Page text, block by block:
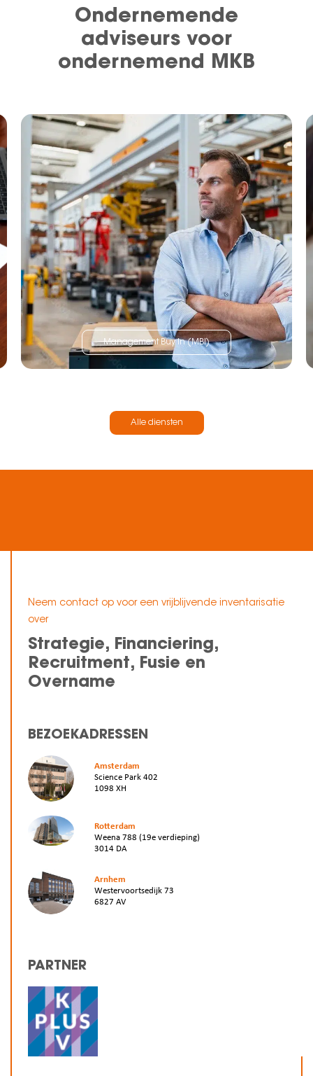
Ondernemende
adviseurs voor
ondernemend MKB
Management Buy In (MBI)
Alle diensten
Neem contact op voor een vrijblijvende inventarisatie
over
Strategie, Financiering,
Recruitment, Fusie en
Overname
BEZOEKADRESSEN
Amsterdam
Science Park 402
1098 XH
Rotterdam
Weena 788 (19e verdieping)
3014 DA
Arnhem
Westervoortsedijk 73
6827 AV
PARTNER